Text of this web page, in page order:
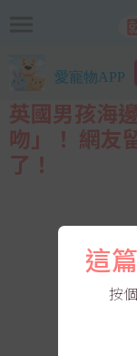
愛寵物APP
英國男孩海
吻」！ 網友
了！
這
按